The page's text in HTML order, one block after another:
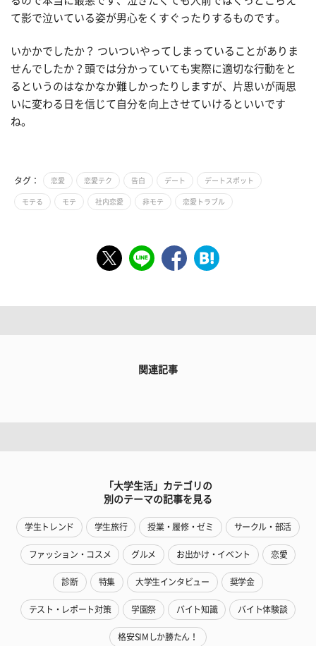
て影で泣いている姿が男心をくすぐったりするものです。
いかかでしたか？ ついついやってしまっていることがありま
せんでしたか？頭では分かっていても実際に適切な行動をと
るというのはなかなか難しかったりしますが、片思いが両思
いに変わる日を信じて自分を向上させていけるといいです
ね。
タグ： 恋愛 恋愛テク 告白 デート デートスポット
モテる モテ 社内恋愛 非モテ 恋愛トラブル
関連記事
「大学生活」カテゴリの
別のテーマの記事を見る
学生トレンド 学生旅行 授業・履修・ゼミ サークル・部活
ファッション・コスメ グルメ お出かけ・イベント 恋愛
診断 特集 大学生インタビュー 奨学金
テスト・レポート対策 学園祭 バイト知識 バイト体験談
格安SIMしか勝たん！